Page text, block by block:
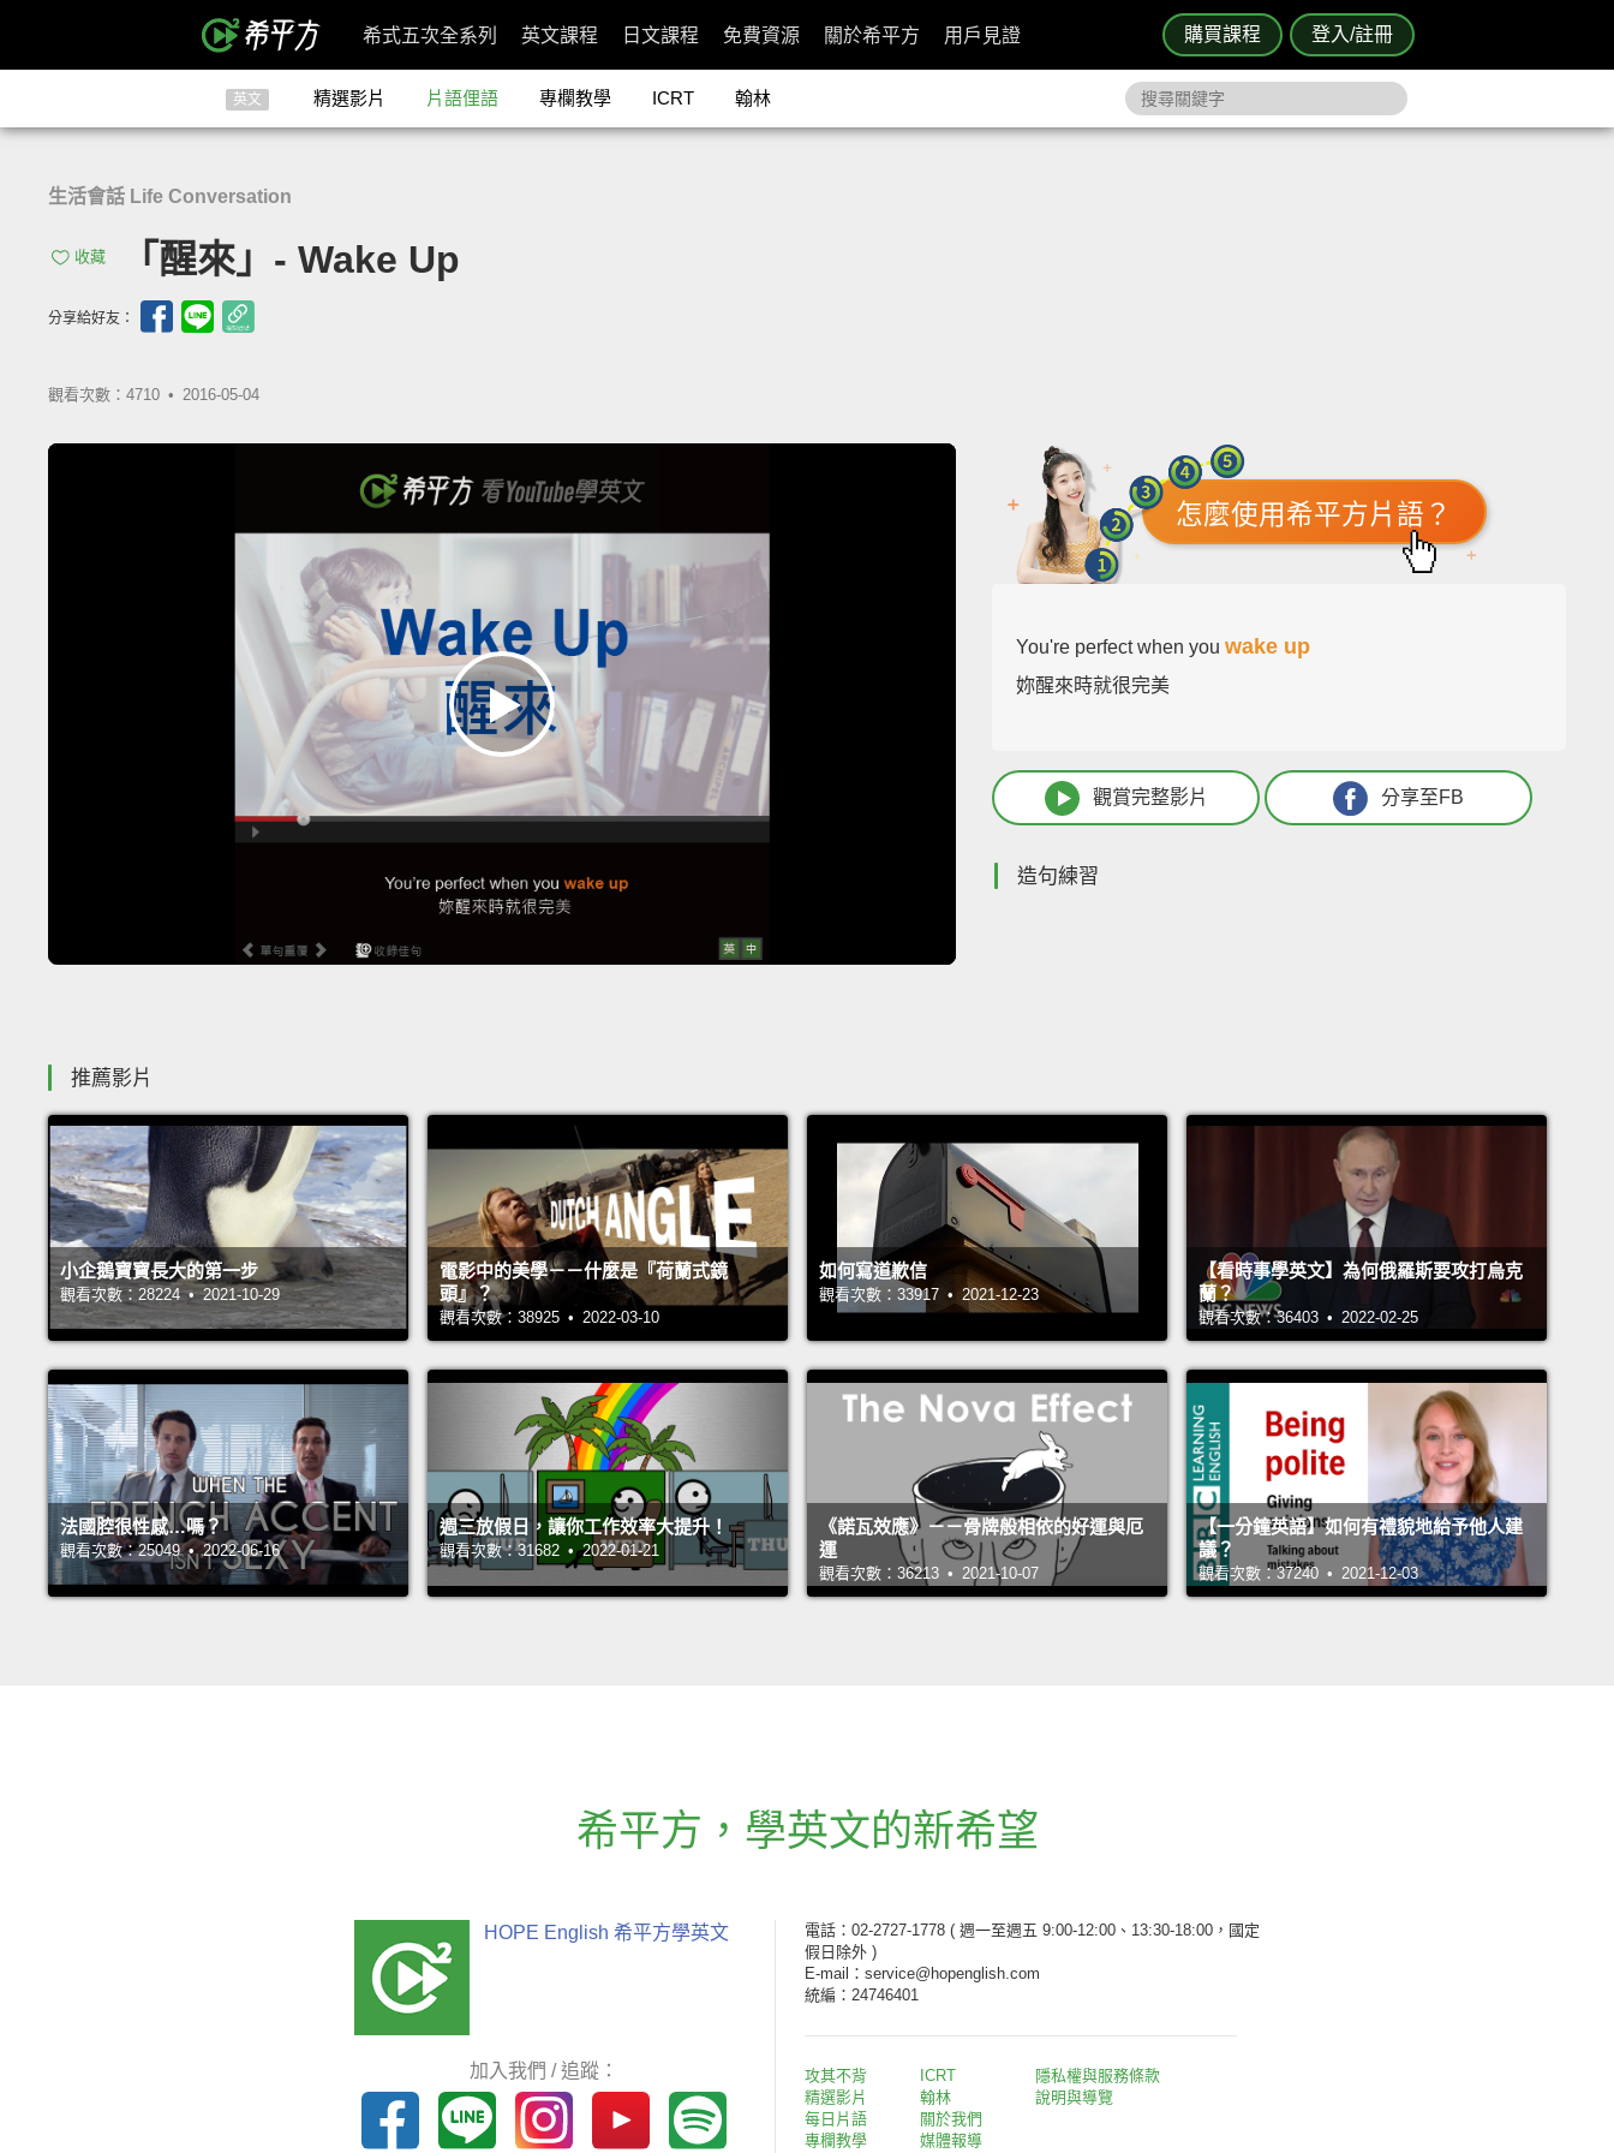
購買課程 登入/註冊
希式五次全系列 英文課程 日文課程 免費資源 關於希平方 用戶見證
英文 精選影片 片語俚語 專欄教學 ICRT 翰林
生活會話 Life Conversation
收藏 「醒來」- Wake Up
分享給好友：
觀看次數：4710 • 2016-05-04
怎麼使用希平方片語？
You're perfect when youwake up
妳醒來時就很完美
觀賞完整影片 分享至FB
造句練習
推薦影片
小企鵝寶寶長大的第一步
觀看次數：28224 • 2021-10-29
電影中的美學－－什麼是『荷蘭式鏡
頭』？
觀看次數：38925 • 2022-03-10
如何寫道歉信
觀看次數：33917 • 2021-12-23
【看時事學英文】為何俄羅斯要攻打烏克
蘭？
觀看次數：36403 • 2022-02-25
法國腔很性感…嗎？
觀看次數：25049 • 2022-06-16
週三放假日，讓你工作效率大提升！
觀看次數：31682 • 2022-01-21
《諾瓦效應》－－骨牌般相依的好運與厄
運
觀看次數：36213 • 2021-10-07
【一分鐘英語】如何有禮貌地給予他人建
議？
觀看次數：37240 • 2021-12-03
希平方 ， 學英文的新希望
HOPE English 希平方學英文
加入我們 / 追蹤：
電話：02-2727-1778 ( 週一至週五 9:00-12:00、13:30-18:00，國定
假日除外 )
E-mail：service@hopenglish.com
統編：24746401
攻其不背
精選影片
每日片語
專欄教學
ICRT
翰林
關於我們
媒體報導
隱私權與服務條款
說明與導覽